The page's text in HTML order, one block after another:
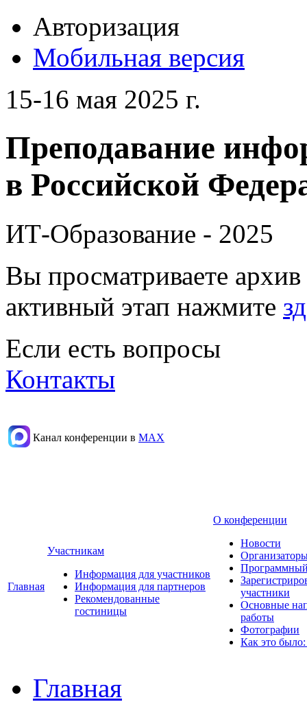
Авторизация
Мобильная версия
15-16 мая 2025 г.
Преподавание
в Российской
ИТ-Образование - 2025
Вы просматриваете
активный этап нажмите
Если есть вопросы
Контакты
Канал конференции в МАХ
Главная
Участникам
Информация для участников
Информация для партнеров
Рекомендованные
гостиницы
О конференции
Новости
участники
Основные
работы
Фотографии
Как это
Главная